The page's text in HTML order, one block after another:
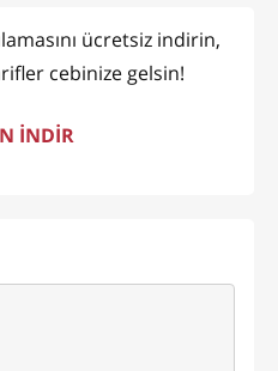
ücretsiz indirin,
cebinize gelsin!
İNDİR